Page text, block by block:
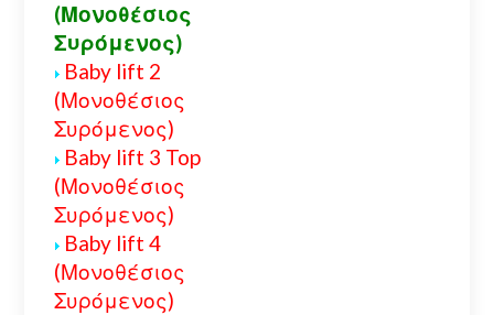
(Μονοθέσιος
Συρόμενος)
Baby lift 2
(Μονοθέσιος
Συρόμενος)
Baby lift 3 Top
(Μονοθέσιος
Συρόμενος)
Baby lift 4
(Μονοθέσιος
Συρόμενος)